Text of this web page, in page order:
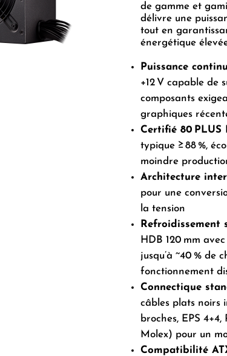
de gamme et
délivre une
tout en
énergétique
Puissance
+12 V capable de
composants
graphiques
Certifié 80 PLUS
typique ≥ 88 %,
moindre
Architecture
pour une
la tension
Refroidissement
HDB 120 mm
jusqu’à ~40 % de
fonctionnement
Connectique
câbles plats noirs
broches, EPS 4+4,
Molex) pour un
Compatibilité